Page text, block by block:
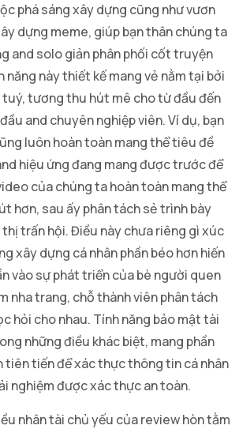
phá sáng xây dựng cũng như vươn
dựng meme, giúp bạn thân chúng ta
and solo giản phân phối cốt truyện
năng này thiết kế mang vẻ nằm tại bởi
tương thu hút mê cho từ đầu đến
and chuyên nghiệp viên. Ví dụ, bạn
luôn hoàn toàn mang thể tiêu đề
hiệu ứng đang mang được trước để
của chúng ta hoàn toàn mang thể
hơn, sau ấy phân tách sẻ trình bày
trấn hội. Điều này chưa riêng gì xúc
xây dựng cá nhân phần béo hơn hiến
vào sự phát triển của bè người quen
nha trang, chỗ thành viên phân tách
hỏi cho nhau. Tính năng bảo mật tài
những điều khác biệt, mang phần
tiên tiến để xác thực thông tin cá nhân
nghiệm được xác thực an toàn.
nhân tài chủ yếu của review hòn tằm